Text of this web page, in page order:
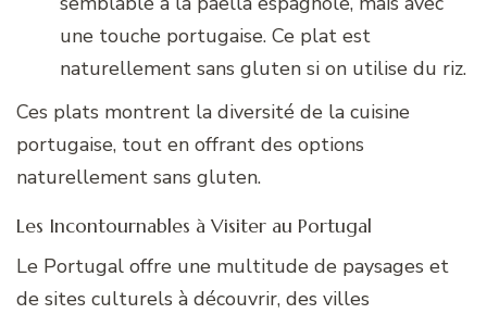
une touche portugaise. Ce plat est
naturellement sans gluten si on utilise du riz.
Ces plats montrent la diversité de la cuisine
portugaise, tout en offrant des options
naturellement sans gluten.
Les Incontournables à Visiter au Portugal
Le Portugal offre une multitude de paysages et
de sites culturels à découvrir, des villes